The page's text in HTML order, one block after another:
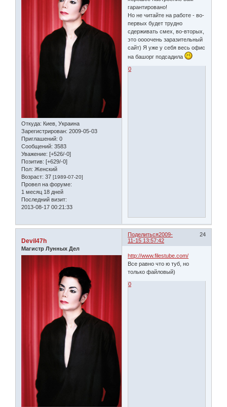
Откуда: Киев, Украина
Зарегистрирован: 2009-05-03
Приглашений: 0
Сообщений: 3583
Уважение: [+526/-0]
Позитив: [+629/-0]
Пол: Женский
Возраст: 37 [1989-07-20]
Провел на форуме:
1 месяц 18 дней
Последний визит:
2013-08-17 00:21:33
гарантировано!
Но не читайте на работе - во-
первых будет трудно
сдерживать смех, во-вторых,
это оооочень заразительный
сайт) Я уже у себя весь офис
на башорг подсадила
0
Поделиться 24
2009-
11-15 13:57:42
Devil47h
Магистр Лунных Дел
http://www.filestube.com/
Все равно что ю туб, но
только файловый)
0